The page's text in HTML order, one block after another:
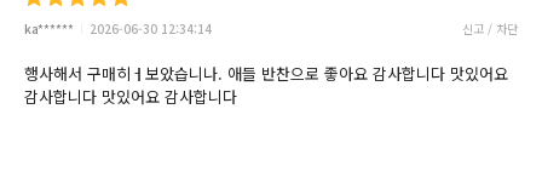
ka****** 2026-06-30 12:34:14 신고 / 차단
행사해서 구매히ㅓ보았습니나. 애들 반찬으로 좋아요 감사합니다 맛있어요
감사합니다 맛있어요 감사합니다